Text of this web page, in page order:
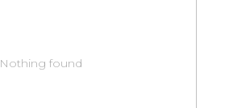
Nothing found